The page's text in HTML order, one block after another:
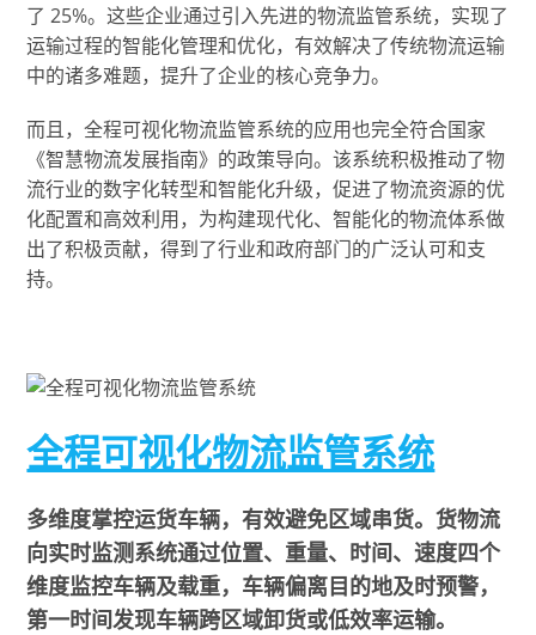
了 25%。这些企业通过引入先进的物流监管系统，实现了
运输过程的智能化管理和优化，有效解决了传统物流运输
中的诸多难题，提升了企业的核心竞争力。
而且，全程可视化物流监管系统的应用也完全符合国家
《智慧物流发展指南》的政策导向。该系统积极推动了物
流行业的数字化转型和智能化升级，促进了物流资源的优
化配置和高效利用，为构建现代化、智能化的物流体系做
出了积极贡献，得到了行业和政府部门的广泛认可和支
持。
全程可视化物流监管系统
多维度掌控运货车辆，有效避免区域串货。货物流
向实时监测系统通过位置、重量、时间、速度四个
维度监控车辆及载重，车辆偏离目的地及时预警，
第一时间发现车辆跨区域卸货或低效率运输。